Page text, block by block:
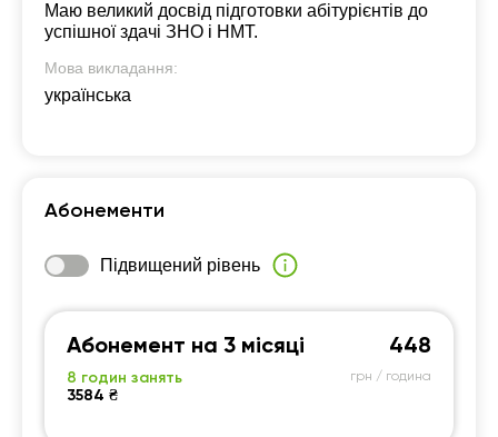
Маю великий досвід підготовки абітурієнтів до
успішної здачі ЗНО і НМТ.
Мова викладання:
українська
Абонементи
Підвищений рівень
Абонемент на 3 місяці
8 годин занять
3584 ₴
448
грн / година